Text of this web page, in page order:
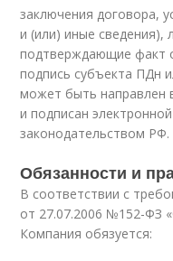
заключения договора,
и (или) иные
подтверждающие факт
подпись субъекта ПДн
может быть направлен
и подписан
законодательством РФ.
Обязанности и
В соответствии с
от 27.07.2006 №152-ФЗ
Компания обязуется: